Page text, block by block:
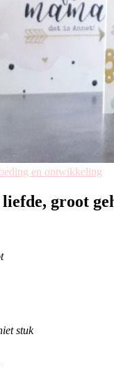
en ontwikkeling
groot
stuk